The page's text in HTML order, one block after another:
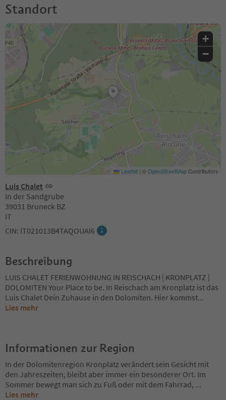
Standort
Luis Chalet
In der Sandgrube
39031 Bruneck BZ
IT
CIN: IT021013B4TAQOUAI6
+
−
Leaflet | ©OpenStreetMapContributors
Beschreibung
LUIS CHALET FERIENWOHNUNG IN REISCHACH | KRONPLATZ |
DOLOMITEN Your Place to be. In Reischach am Kronplatz ist das
Luis Chalet Dein Zuhause in den Dolomiten. Hier kommst...
Lies mehr
Informationen zur Region
In der Dolomitenregion Kronplatz verändert sein Gesicht mit
den Jahreszeiten, bleibt aber immer ein besonderer Ort. Im
Sommer bewegt man sich zu Fuß oder mit dem Fahrrad, ...
Lies mehr